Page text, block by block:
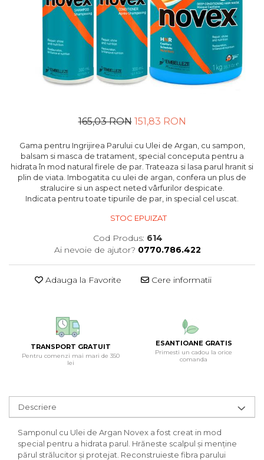
165,03 RON 151,83 RON
Gama pentru Ingrijirea Parului cu Ulei de Argan, cu sampon,
balsam si masca de tratament, special conceputa pentru a
hidrata în mod natural firele de par. Trateaza si lasa parul hranit si
plin de viata. Imbogatita cu ulei de argan, confera un plus de
stralucire si un aspect neted vârfurilor despicate.
Indicata pentru toate tipurile de par, in special cel uscat.
STOC EPUIZAT
Cod Produs: 614
Ai nevoie de ajutor? 0770.786.422
Adauga la Favorite Cere informatii
TRANSPORT GRATUIT
Pentru comenzi mai mari de 350
lei
ESANTIOANE GRATIS
Primesti un cadou la orice
comanda
Descriere
Samponul cu Ulei de Argan Novex a fost creat in mod
special pentru a hidrata parul. Hrăneste scalpul şi menţine
părul strălucitor şi protejat. Reconstruieste fibra parului